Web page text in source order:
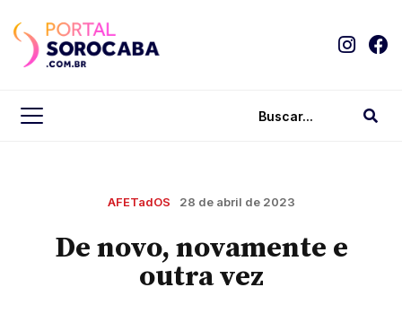
AFETadOS 28 de abril de 2023
De novo, novamente e
outra vez